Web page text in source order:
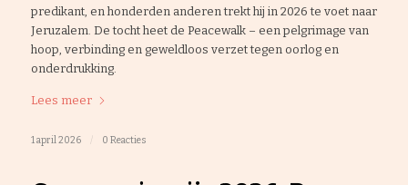
predikant, en honderden anderen trekt hij in 2026 te voet naar
Jeruzalem. De tocht heet de Peacewalk – een pelgrimage van
hoop, verbinding en geweldloos verzet tegen oorlog en
onderdrukking.
Lees meer
1 april 2026 0 Reacties